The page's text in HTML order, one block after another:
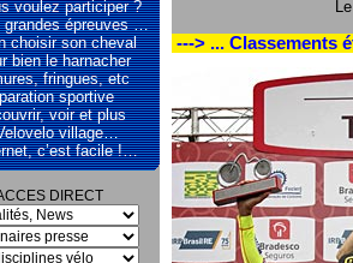
voulez participer ?
grandes épreuves …
choisir son cheval
bien le harnacher
fringues, etc
sportive
voir et plus
village…
c’est facile !…
DIRECT
---> ... Classements